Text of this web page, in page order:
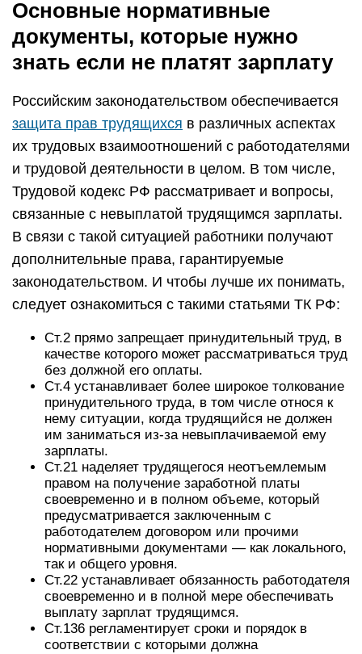
Основные нормативные
документы, которые нужно
знать если не платят зарплату
Российским законодательством обеспечивается
защита прав трудящихся в различных аспектах
их трудовых взаимоотношений с работодателями
и трудовой деятельности в целом. В том числе,
Трудовой кодекс РФ рассматривает и вопросы,
связанные с невыплатой трудящимся зарплаты.
В связи с такой ситуацией работники получают
дополнительные права, гарантируемые
законодательством. И чтобы лучше их понимать,
следует ознакомиться с такими статьями ТК РФ:
Ст.2 прямо запрещает принудительный труд, в
качестве которого может рассматриваться труд
без должной его оплаты.
Ст.4 устанавливает более широкое толкование
принудительного труда, в том числе относя к
нему ситуации, когда трудящийся не должен
им заниматься из-за невыплачиваемой ему
зарплаты.
Ст.21 наделяет трудящегося неотъемлемым
правом на получение заработной платы
своевременно и в полном объеме, который
предусматривается заключенным с
работодателем договором или прочими
нормативными документами — как локального,
так и общего уровня.
Ст.22 устанавливает обязанность работодателя
своевременно и в полной мере обеспечивать
выплату зарплат трудящимся.
Ст.136 регламентирует сроки и порядок в
соответствии с которыми должна